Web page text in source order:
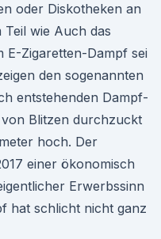
oder Diskotheken an
wie Auch das
E-Zigaretten-Dampf sei
den sogenannten
entstehenden Dampf-
Blitzen durchzuckt
hoch. Der
einer ökonomisch
Erwerbssinn
hat schlicht nicht ganz